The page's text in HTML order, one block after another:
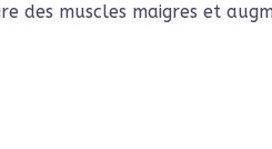
des muscles maigres et